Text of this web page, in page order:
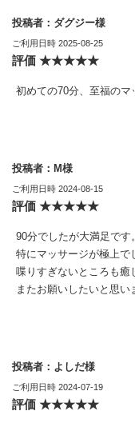
投稿者：ダグジー様
ご利用日時 2025-08-25
評価 ★★★★★
初めての70分、至福のマ
投稿者：M様
ご利用日時 2024-08-15
評価 ★★★★★
90分でしたが大満足です。
特にマッサージが極上で
喋りすぎないところも癒
またお願いしたいと思い
投稿者：よしだ様
ご利用日時 2024-07-19
評価 ★★★★★